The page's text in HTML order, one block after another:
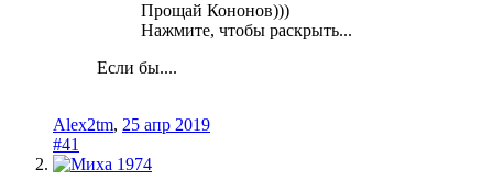
Прощай Кононов)))
Нажмите, чтобы раскрыть...
Если бы....
Alex2tm, 25 апр 2019
#41